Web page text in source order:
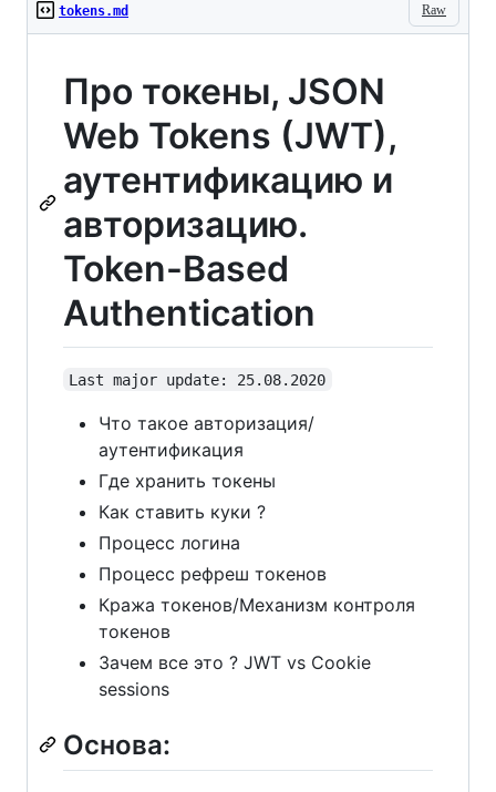
Raw
tokens.md
Про токены, JSON
Web Tokens (JWT),
аутентификацию и
авторизацию.
Token-Based
Authentication
Last major update: 25.08.2020
Что такое авторизация/
аутентификация
Где хранить токены
Как ставить куки ?
Процесс логина
Процесс рефреш токенов
Кража токенов/Механизм контроля
токенов
Зачем все это ? JWT vs Cookie
sessions
Основа: